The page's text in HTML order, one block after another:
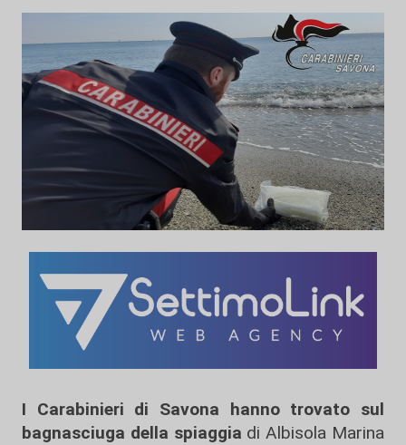
I Carabinieri di Savona hanno trovato sul
bagnasciuga della spiaggia di Albisola Marina